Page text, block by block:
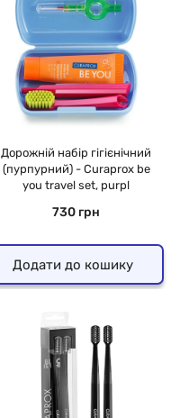
Дорожній набір гігієнічний
(пурпурний) - Curaprox be
you travel set, purpl
730 грн
Додати до кошику